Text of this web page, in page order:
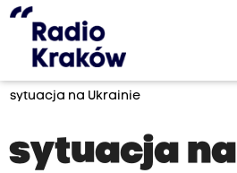
sytuacja na Ukrainie
sytuacja na